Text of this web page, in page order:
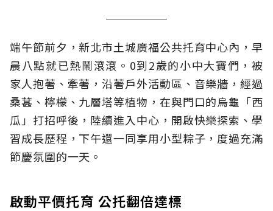
端午節前夕，新北市土城廣福公共托育中心內，早
晨八點就已熱鬧滾滾。0到2歲的小中大寶們，被
家人抱著、牽著，沿著戶外活動區、音樂牆，經過
桑葚、檸檬、九層塔等植物，在與門口的烏龜「西
瓜」打招呼後，陸續進入中心，開啟快樂探索、學
習成長歷程，下午還一同享用小型粽子，度過充滿
節慶氛圍的一天。
啟動平價托育 公托翻倍達標